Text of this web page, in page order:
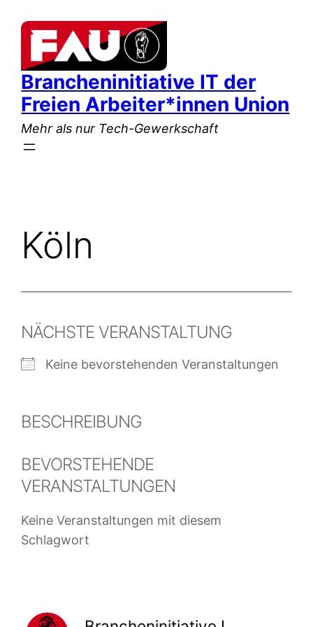
Inhalt
springen
Brancheninitiative IT der
Freien Arbeiter*innen Union
Mehr als nur Tech-Gewerkschaft
Köln
NÄCHSTE VERANSTALTUNG
Keine bevorstehenden Veranstaltungen
BESCHREIBUNG
BEVORSTEHENDE
VERANSTALTUNGEN
Keine Veranstaltungen mit diesem
Schlagwort